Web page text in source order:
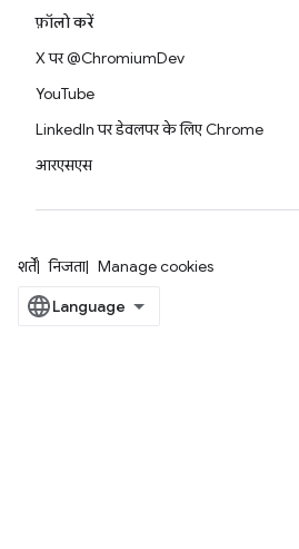
फ़ॉलो करें
X पर @ChromiumDev
YouTube
LinkedIn पर डेवलपर के लिए Chrome
आरएसएस
शर्तें निजता Manage cookies